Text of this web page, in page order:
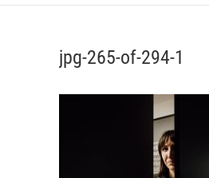
jpg-265-of-294-1